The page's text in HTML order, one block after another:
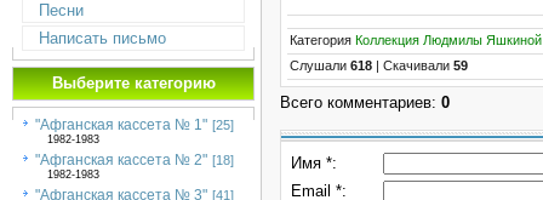
Песни
Написать письмо
Выберите категорию
"Афганская кассета № 1" [25]
1982-1983
"Афганская кассета № 2" [18]
1982-1983
"Афганская кассета № 3" [41]
Категория Коллекция Людмилы Яшкиной
Слушали 618 Скачивали 59
Всего комментариев: 0
Имя *:
Email *: